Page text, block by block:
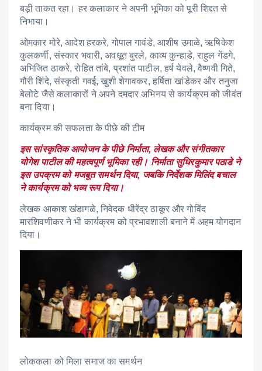
बड़ी ताकत रहा। हर कलाकार ने अपनी भूमिका को पूरी शिद्दत से
निभाया।
ओमकार मोरे, आदेश हरकरे, गोपाल गावंडे, आशीष उमाळे, ऋषिकेश
कुलकर्णी, संस्कार भवारी, अवधूत बुरले, काव्य कुन्हाडे, राहुल गेंडगे,
अभिजित ठाकरे, रोहित तांबे, प्रशांत पाटील, हर्ष येवले, वैष्णवी गिते,
गौरी शिंदे, संस्कृती गवई, खुशी शेगावकर, हर्षिता खांडेकर और तनुजा
बेलोटे जैसे कलाकारों ने अपने दमदार अभिनय से कार्यक्रम को जीवंत
बना दिया।
कार्यक्रम की सफलता के पीछे की टीम
इस सांस्कृतिक आयोजन के पीछे निर्माता, लेखक और संगीतकार
योगेश पाटील की महत्वपूर्ण भूमिका रही। निर्माता सुधिरकुमार पठाडे ने
इस उपक्रम को मजबूत समर्थन दिया, जबकि निर्देशक मिलिंद बचाल
ने कार्यक्रम को भव्य रूप दिया।
लेखक आकाश खंडागळे, निवेदक धीरेंद्र ठाकूर और गोविंद
मारशिवणीकर ने भी कार्यक्रम को प्रभावशाली बनाने में अहम योगदान
दिया।
लोककला को मिला समाज का समर्थन